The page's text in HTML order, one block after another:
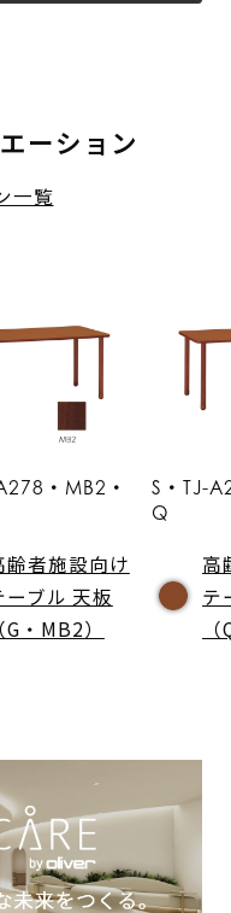
ーション
一覧
・MB2・
齢者施設向け
ーブル 天板
（G・MB2）
S・TJ-
Q
高
テ